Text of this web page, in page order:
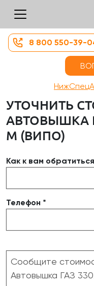
8 800 550-39-
УТОЧНИТЬ
АВТОВЫШКА
М (ВИПО)
Как к вам
Телефон *